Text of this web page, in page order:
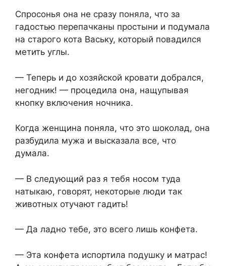
Спросонья она не сразу поняла, что за
гадостью перепачканы простыни и подумала
на старого кота Ваську, который повадился
метить углы.
— Теперь и до хозяйской кровати добрался,
негодник! — процедила она, нащупывая
кнопку включения ночника.
Когда женщина поняла, что это шоколад, она
разбудила мужа и высказала все, что
думала.
— В следующий раз я тебя носом туда
натыкаю, говорят, некоторые люди так
животных отучают гадить!
— Да ладно тебе, это всего лишь конфета.
— Эта конфета испортила подушку и матрас!